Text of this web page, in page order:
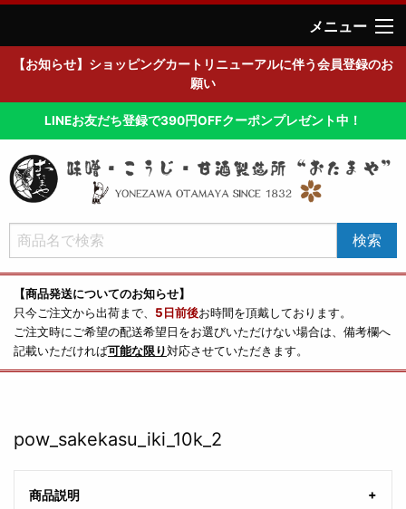
メニュー
【お知らせ】ショッピングカートリニューアルに伴う会員登録のお
願い
LINEお友だち登録で390円OFFクーポンプレゼント中！
【商品発送についてのお知らせ】
只今ご注文から出荷まで、 5日前後お時間を頂戴しております。
ご注文時にご希望の配送希望日をお選びいただけない場合は、備考欄へ
記載いただければ可能な限り対応させていただきます。
pow_sakekasu_iki_10k_2
商品説明